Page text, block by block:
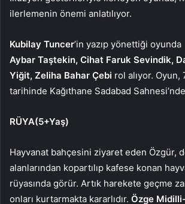
ilerlemenin önemi anlatılıyor.
Kubilay Tuncer’in yazıp yönettiği oyunda
Aybar Taştekin, Cihat Faruk Sevindik,
Yiğit, Zeliha Bahar Çebi rol alıyor. Oyun,
tarihinde Kağıthane Sadabad
RÜYA(5+Yaş)
Hayvanat bahçesini ziyaret eden Özgür,
alanlarından kopartılıp kafese konan
rüyasında görür. Artık harekete geçme
onları kurtarmakta kararlıdır. Özge